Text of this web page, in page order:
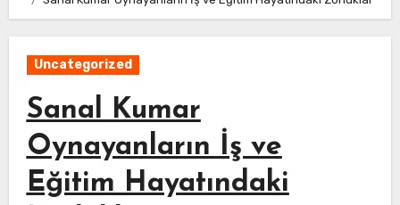
Uncategorized
Sanal Kumar
Oynayanların İş ve
Eğitim Hayatındaki